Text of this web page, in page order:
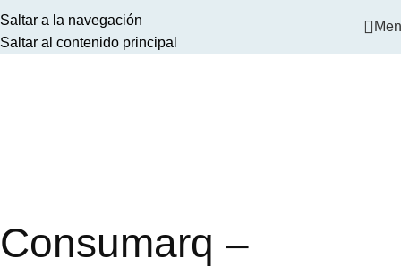
Saltar a la navegación
Saltar al contenido principal
Consumarq –